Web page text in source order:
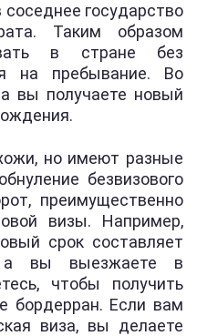
государство
Таким образом
в стране без
на пребывание. Во
вы получаете новый
но имеют разные
безвизового
преимущественно
визы. Например,
срок составляет
а вы выезжаете в
чтобы получить
бордерран. Если вам
виза, вы делаете